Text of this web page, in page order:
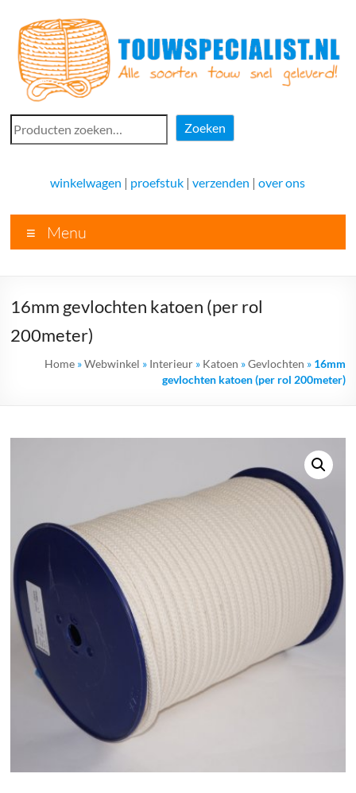
naar
inhoud
Touwspecialist.nl
voor
vele
soorten
goed
advies!
Zoeken
Zoeken
winkelwagen | proefstuk |verzenden |over ons
Menu
16mm gevlochten katoen (per rol
200meter)
Home»Webwinkel » Interieur» Katoen »Gevlochten » 16mm
gevlochten katoen (per rol 200meter)